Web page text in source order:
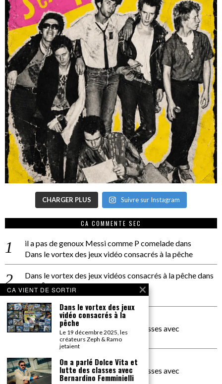
CHARGER PLUS Suivre sur Instagram
CA COMMENTE SEC
il a pas de genoux Messi comme P comeladedans
Dans le vortex des jeux vidéo consacrés à la pêche
Dans le vortex des jeux vidéos consacrés à la pêchedans
PACÔME THIELLEMENT
La séance d’Hip Gnose
La Patrie
dans
On a parlé Dolce Vita et lutte des classes avec
Bernardino Femminielli
carte noire negra à l'o tiededans
On a parlé Dolce Vita et lutte des classes avec
Bernardino Femminielli
CA VIENT DE SORTIR
Dans le vortex des jeux
vidéo consacrés à la
pêche
Le 19 décembre 2025, les
créateurs Zeph & Ramo
jetaient
On a parlé Dolce Vita et
lutte des classes avec
Bernardino Femminielli